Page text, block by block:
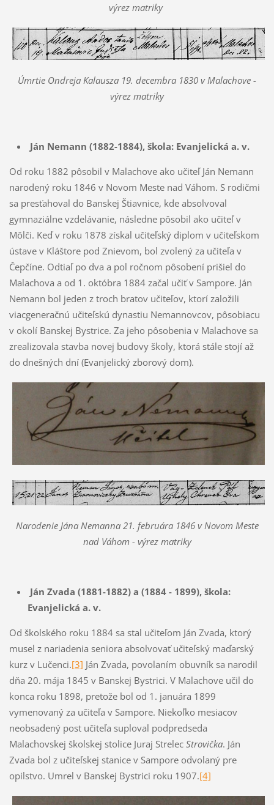
výrez matriky
Úmrtie Ondreja Kalausza 19. decembra 1830 v Malachove -
výrez matriky
Ján Nemann (1882-1884), škola: Evanjelická a. v.
Od roku 1882 pôsobil v Malachove ako učiteľ Ján Nemann
narodený roku 1846 v Novom Meste nad Váhom. S rodičmi
sa presťahoval do Banskej Štiavnice, kde absolvoval
gymnaziálne vzdelávanie, následne pôsobil ako učiteľ v
Môlči. Keď v roku 1878 získal učiteľský diplom v učiteľskom
ústave v Kláštore pod Znievom, bol zvolený za učiteľa v
Čepčíne. Odtiaľ po dva a pol ročnom pôsobení prišiel do
Malachova a od 1. októbra 1884 začal učiť v Sampore. Ján
Nemann bol jeden z troch bratov učiteľov, ktorí založili
viacgeneračnú učiteľskú dynastiu Nemannovcov, pôsobiacu
v okolí Banskej Bystrice. Za jeho pôsobenia v Malachove sa
zrealizovala stavba novej budovy školy, ktorá stále stojí až
do dnešných dní (Evanjelický zborový dom).
Narodenie Jána Nemanna 21. februára 1846 v Novom Meste
nad Váhom - výrez matriky
Ján Zvada (1881-1882) a (1884 - 1899), škola:
Evanjelická a. v.
Od školského roku 1884 sa stal učiteľom Ján Zvada, ktorý
musel z nariadenia seniora absolvovať učiteľský maďarský
kurz v Lučenci.[3] Ján Zvada, povolaním obuvník sa narodil
dňa 20. mája 1845 v Banskej Bystrici. V Malachove učil do
konca roku 1898, pretože bol od 1. januára 1899
vymenovaný za učiteľa v Sampore. Niekoľko mesiacov
neobsadený post učiteľa suploval podpredseda
Malachovskej školskej stolice Juraj Strelec Strovička. Ján
Zvada bol z učiteľskej stanice v Sampore odvolaný pre
opilstvo. Umrel v Banskej Bystrici roku 1907.[4]